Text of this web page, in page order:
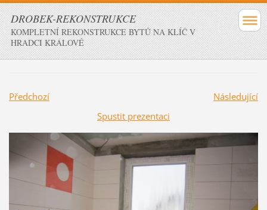
DROBEK-REKONSTRUKCE
KOMPLETNÍ REKONSTRUKCE BYTŮ NA KLÍČ V
HRADCI KRÁLOVÉ
Předchozí
Následující
Spustit prezentaci